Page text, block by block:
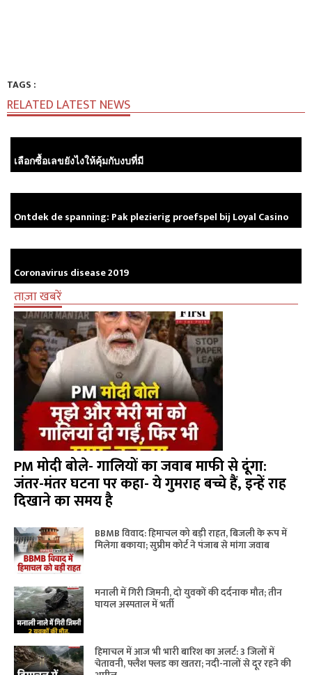
TAGS :
RELATED LATEST NEWS
เลือกซื้อเลขยังไงให้คุ้มกับงบที่มี
Ontdek de spanning: Pak plezierig proefspel bij Loyal Casino
Coronavirus disease 2019
ताज़ा खबरें
PM मोदी बोले- गालियों का जवाब माफी से दूंगा:
जंतर-मंतर घटना पर कहा- ये गुमराह बच्चे हैं, इन्हें राह
दिखाने का समय है
BBMB विवाद: हिमाचल को बड़ी राहत, बिजली के रूप में
मिलेगा बकाया; सुप्रीम कोर्ट ने पंजाब से मांगा जवाब
मनाली में गिरी जिमनी, दो युवकों की दर्दनाक मौत; तीन
घायल अस्पताल में भर्ती
हिमाचल में आज भी भारी बारिश का अलर्ट: 3 जिलों में
चेतावनी, फ्लैश फ्लड का खतरा; नदी-नालों से दूर रहने की